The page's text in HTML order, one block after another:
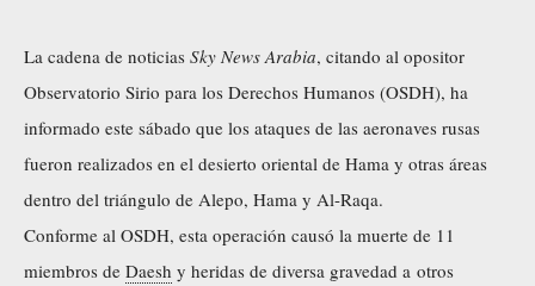
La cadena de noticias Sky News Arabia, citando al opositor
Observatorio Sirio para los Derechos Humanos (OSDH), ha
informado este sábado que los ataques de las aeronaves rusas
fueron realizados en el desierto oriental de Hama y otras áreas
dentro del triángulo de Alepo, Hama y Al-Raqa.
Conforme al OSDH, esta operación causó la muerte de 11
miembros de Daesh y heridas de diversa gravedad a otros